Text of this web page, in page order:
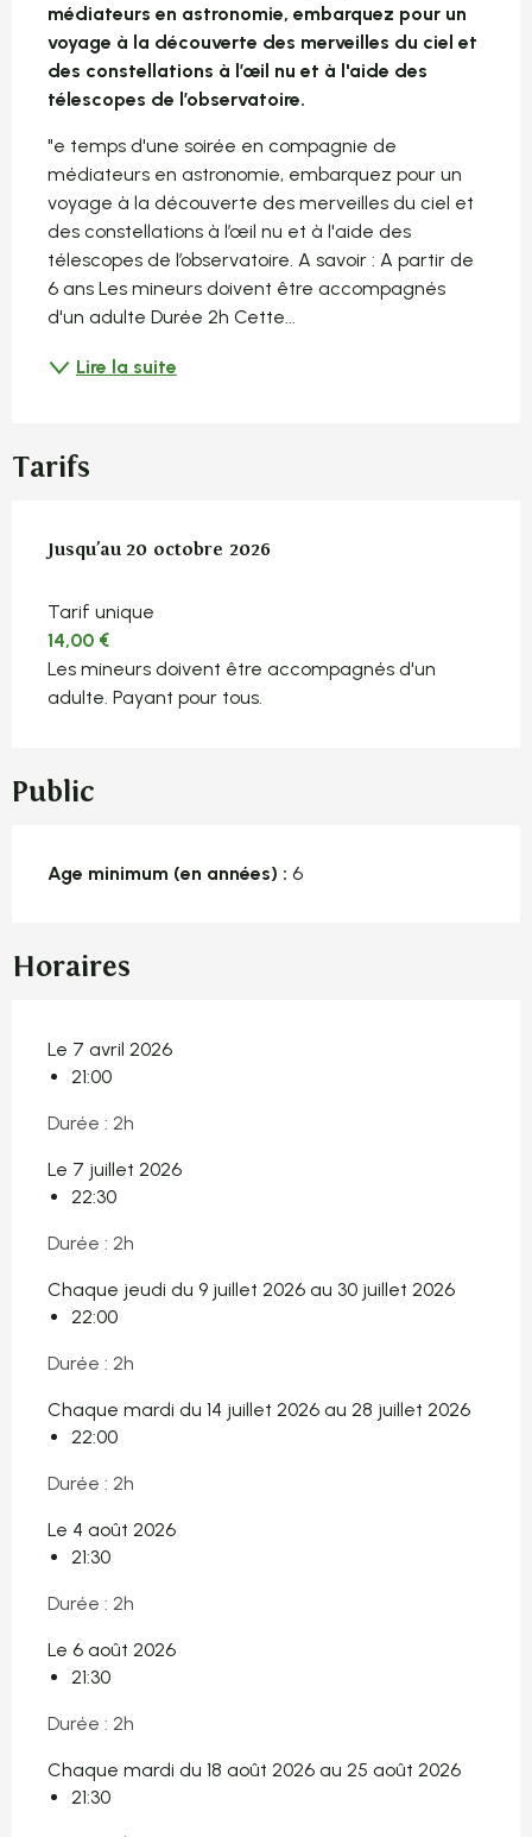
médiateurs en astronomie, embarquez pour un
voyage à la découverte des merveilles du ciel et
des constellations à l’œil nu et à l'aide des
télescopes de l’observatoire.
"e temps d'une soirée en compagnie de
médiateurs en astronomie, embarquez pour un
voyage à la découverte des merveilles du ciel et
des constellations à l’œil nu et à l'aide des
télescopes de l’observatoire. A savoir : A partir de
6 ans Les mineurs doivent être accompagnés
d'un adulte Durée 2h Cette...
Lire la suite
Tarifs
Du7 avril 2026au20 octobre 2026
Jusqu'au 20 octobre 2026
Tarif unique
14,00 €
Les mineurs doivent être accompagnés d'un
adulte. Payant pour tous.
Public
Age minimum (en années) : 6
Horaires
Le 7 avril 2026
21:00
Durée : 2h
Le 7 juillet 2026
22:30
Durée : 2h
Chaque jeudi du 9 juillet 2026 au 30 juillet 2026
22:00
Durée : 2h
Chaque mardi du 14 juillet 2026 au 28 juillet 2026
22:00
Durée : 2h
Le 4 août 2026
21:30
Durée : 2h
Le 6 août 2026
21:30
Durée : 2h
Chaque mardi du 18 août 2026 au 25 août 2026
21:30